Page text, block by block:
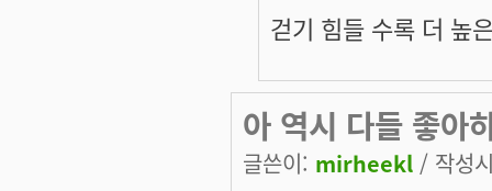
걷기 힘들 수록 더 높
아 역시 다들 좋아
글쓴이: mirheekl / 작성